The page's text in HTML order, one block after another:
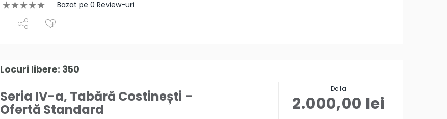
Bazat pe 0 Review-uri
Locuri libere: 350
Seria IV-a, Tabără Costinești –
Ofertă Standard
De la
2.000,00 lei